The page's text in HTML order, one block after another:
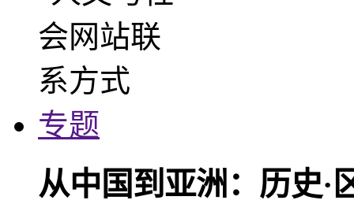
专题
从中国到亚洲：历史·